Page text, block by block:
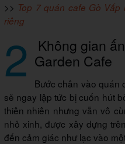
>> Top 7 quán cafe Gò
riêng
2 Không gian
Garden Cafe
Bước chân vào quán
sẽ ngay lập tức bị cuốn hút
thiên nhiên nhưng vẫn vô
nhỏ xinh, được xây dựng
đến cảm giác như lạc vào